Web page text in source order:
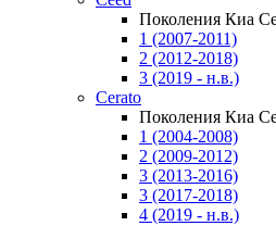
Поколения Киа
1 (2007-2011)
2 (2012-2018)
3 (2019 - н.в.)
Cerato
Поколения Киа
1 (2004-2008)
2 (2009-2012)
3 (2013-2016)
3 (2017-2018)
4 (2019 - н.в.)